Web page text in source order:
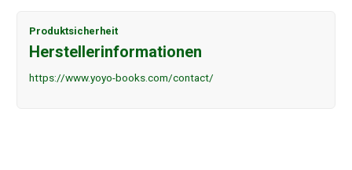
Produktsicherheit
Herstellerinformationen
https://www.yoyo-books.com/contact/